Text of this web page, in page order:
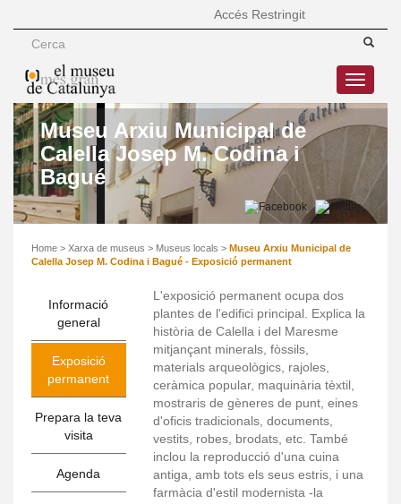
Accés Restringit
Toggle
Museu Arxiu Municipal de
Calella Josep M. Codina i
Bagué
Home > Xarxa de museus > Museus locals > Museu Arxiu Municipal de
Calella Josep M. Codina i Bagué - Exposició permanent
Informació
general
Exposició
permanent
Prepara la teva
visita
Agenda
L'exposició permanent ocupa dos
plantes de l'edifici principal. Explica la
història de Calella i del Maresme
mitjançant minerals, fòssils,
materials arqueològics, rajoles,
ceràmica popular, maquinària tèxtil,
mostraris de gèneres de punt, eines
d'oficis tradicionals, documents,
vestits, robes, brodats, etc. També
inclou la reproducció d'una cuina
antiga, amb tots els seus estris, i una
farmàcia d'estil modernista -la